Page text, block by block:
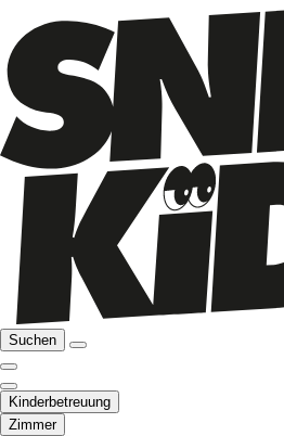
Suchen
Kinderbetreuung
Zimmer